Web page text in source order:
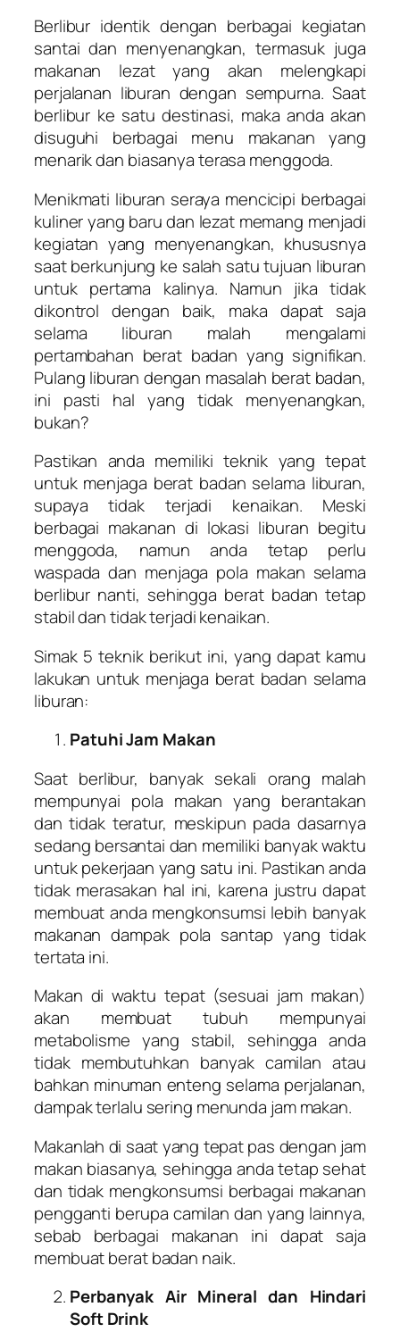
Berlibur identik dengan berbagai kegiatan
santai dan menyenangkan, termasuk juga
makanan lezat yang akan melengkapi
perjalanan liburan dengan sempurna. Saat
berlibur ke satu destinasi, maka anda akan
disuguhi berbagai menu makanan yang
menarik dan biasanya terasa menggoda.
Menikmati liburan seraya mencicipi berbagai
kuliner yang baru dan lezat memang menjadi
kegiatan yang menyenangkan, khususnya
saat berkunjung ke salah satu tujuan liburan
untuk pertama kalinya. Namun jika tidak
dikontrol dengan baik, maka dapat saja
selama liburan malah mengalami
pertambahan berat badan yang signifikan.
Pulang liburan dengan masalah berat badan,
ini pasti hal yang tidak menyenangkan,
bukan?
Pastikan anda memiliki teknik yang tepat
untuk menjaga berat badan selama liburan,
supaya tidak terjadi kenaikan. Meski
berbagai makanan di lokasi liburan begitu
menggoda, namun anda tetap perlu
waspada dan menjaga pola makan selama
berlibur nanti, sehingga berat badan tetap
stabil dan tidak terjadi kenaikan.
Simak 5 teknik berikut ini, yang dapat kamu
lakukan untuk menjaga berat badan selama
liburan:
Patuhi Jam Makan
Saat berlibur, banyak sekali orang malah
mempunyai pola makan yang berantakan
dan tidak teratur, meskipun pada dasarnya
sedang bersantai dan memiliki banyak waktu
untuk pekerjaan yang satu ini. Pastikan anda
tidak merasakan hal ini, karena justru dapat
membuat anda mengkonsumsi lebih banyak
makanan dampak pola santap yang tidak
tertata ini.
Makan di waktu tepat (sesuai jam makan)
akan membuat tubuh mempunyai
metabolisme yang stabil, sehingga anda
tidak membutuhkan banyak camilan atau
bahkan minuman enteng selama perjalanan,
dampak terlalu sering menunda jam makan.
Makanlah di saat yang tepat pas dengan jam
makan biasanya, sehingga anda tetap sehat
dan tidak mengkonsumsi berbagai makanan
pengganti berupa camilan dan yang lainnya,
sebab berbagai makanan ini dapat saja
membuat berat badan naik.
Perbanyak Air Mineral dan Hindari
Soft Drink